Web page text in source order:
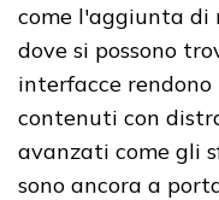
come l'aggiunta di
dove si possono
interfacce
contenuti con
avanzati come gli
sono ancora a